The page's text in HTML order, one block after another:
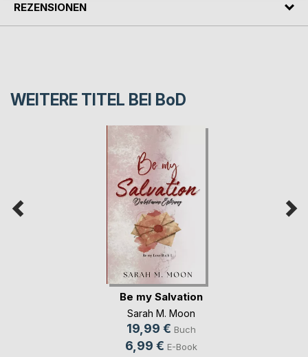
REZENSIONEN
WEITERE TITEL BEI BoD
Be my Salvation
Sarah M. Moon
19,99 € Buch
6,99 € E-Book